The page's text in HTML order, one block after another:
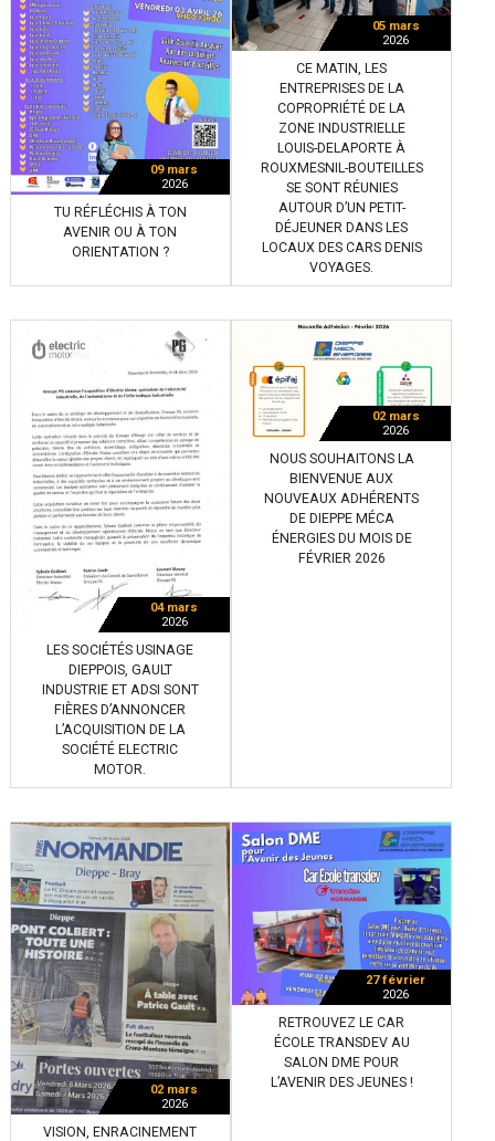
09 mars
2026
TU RÉFLÉCHIS À TON
AVENIR OU À TON
ORIENTATION ?
05 mars
2026
CE MATIN, LES
ENTREPRISES DE LA
COPROPRIÉTÉ DE LA
ZONE INDUSTRIELLE
LOUIS-DELAPORTE À
ROUXMESNIL-BOUTEILLES
SE SONT RÉUNIES
AUTOUR D’UN PETIT-
DÉJEUNER DANS LES
LOCAUX DES CARS DENIS
VOYAGES.
04 mars
2026
LES SOCIÉTÉS USINAGE
DIEPPOIS, GAULT
INDUSTRIE ET ADSI SONT
FIÈRES D’ANNONCER
L’ACQUISITION DE LA
SOCIÉTÉ ELECTRIC
MOTOR.
02 mars
2026
NOUS SOUHAITONS LA
BIENVENUE AUX
NOUVEAUX ADHÉRENTS
DE DIEPPE MÉCA
ÉNERGIES DU MOIS DE
FÉVRIER 2026
02 mars
2026
VISION, ENRACINEMENT
27 février
2026
RETROUVEZ LE CAR
ÉCOLE TRANSDEV AU
SALON DME POUR
L’AVENIR DES JEUNES !